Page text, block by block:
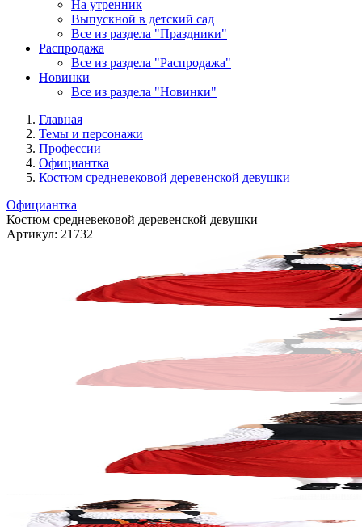
На утренник
Выпускной в детский сад
Все из раздела "Праздники"
Распродажа
Все из раздела "Распродажа"
Новинки
Все из раздела "Новинки"
Главная
Темы и персонажи
Профессии
Официантка
Костюм средневековой деревенской девушки
Официантка
Костюм средневековой деревенской девушки
Артикул: 21732